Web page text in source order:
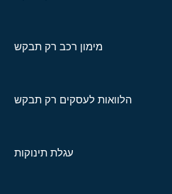
מימון רכב רק תבקש
הלוואות לעסקים רק תבקש
עגלת תינוקות